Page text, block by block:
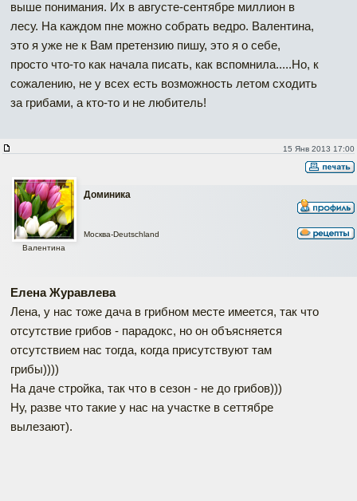
выше понимания. Их в августе-сентябре миллион в
лесу. На каждом пне можно собрать ведро. Валентина,
это я уже не к Вам претензию пишу, это я о себе,
просто что-то как начала писать, как вспомнила.....Но, к
сожалению, не у всех есть возможность летом сходить
за грибами, а кто-то и не любитель!
15 Янв 2013 17:00
Доминика
Валентина
Москва-Deutschland
Елена Журавлева
Лена, у нас тоже дача в грибном месте имеется, так что
отсутствие грибов - парадокс, но он объясняется
отсутствием нас тогда, когда присутствуют там
грибы))))
На даче стройка, так что в сезон - не до грибов)))
Ну, разве что такие у нас на участке в сеттябре
вылезают).